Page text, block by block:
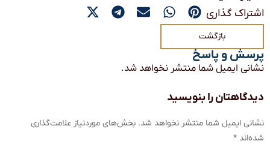
اشتراک گذاری
بازگشت
پرسش و پاسخ
نشانی ایمیل شما منتشر نخواهد شد.
دیدگاهتان را بنویسید
نشانی ایمیل شما منتشر نخواهد شد. بخش‌های موردنیاز علامت‌گذاری
شده‌اند *